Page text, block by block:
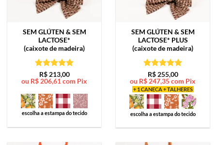
SEM GLÚTEN & SEM
LACTOSE*
(caixote de madeira)
Avaliação5
de 5
R$213,00
ou R$ 206,61 com Pix
escolha a estampa do tecido
SEM GLÚTEN & SEM
LACTOSE* PLUS
(caixote de madeira)
Avaliação5
de 5
R$255,00
ou R$ 247,35com Pix
+ 1 CANECA + TALHERES
escolha a estampa do tecido